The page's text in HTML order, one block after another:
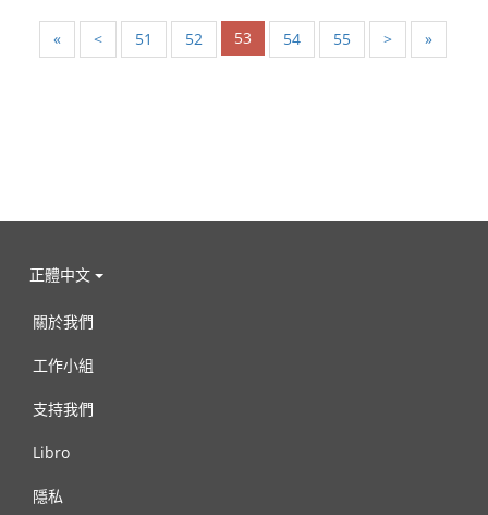
« < 51 52 53 54 55 > »
正體中文
關於我們
工作小組
支持我們
Libro
隱私